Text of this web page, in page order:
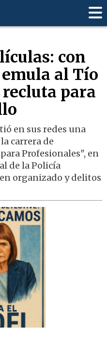
con
al Tío
para
en sus redes una
carrera de
Profesionales", en
de la Policía
organizado y delitos